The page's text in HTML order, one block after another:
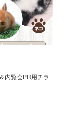
内覧会PR用チラ